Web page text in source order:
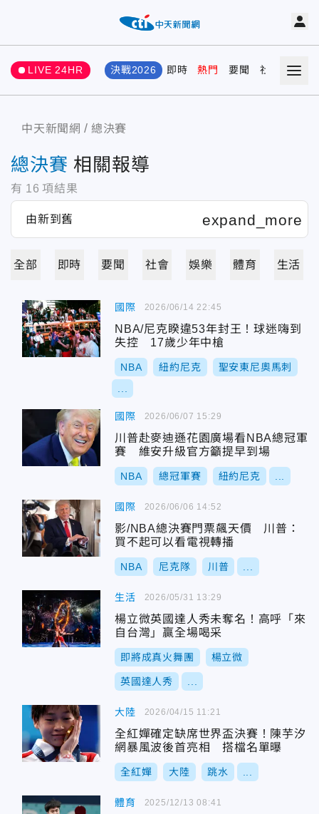
LIVE 24HR 決戰2026 即時 熱門 要聞 社會 娛樂
中天新聞網 總決賽
總決賽 相關報導
有 16 項結果
全部 即時 要聞 社會 娛樂 體育 生活
國際
NBA/尼克睽違53年封王！球迷嗨到
失控 17歲少年中槍
NBA 紐約尼克 聖安東尼奧馬刺
2026/06/14 22:45
國際
川普赴麥迪遜花園廣場看NBA總冠軍
賽 維安升級官方籲提早到場
NBA 總冠軍賽 紐約尼克
2026/06/07 15:29
國際
影/NBA總決賽門票飆天價 川普：
買不起可以看電視轉播
NBA 尼克隊 川普
2026/06/06 14:52
生活
楊立微英國達人秀未奪名！高呼「來
自台灣」贏全場喝采
即將成真火舞團 楊立微
英國達人秀
2026/05/31 13:29
大陸
全紅嬋確定缺席世界盃決賽！陳芋汐
網暴風波後首亮相 搭檔名單曝
全紅嬋 大陸 跳水
2026/04/15 11:21
體育 2025/12/13 08:41